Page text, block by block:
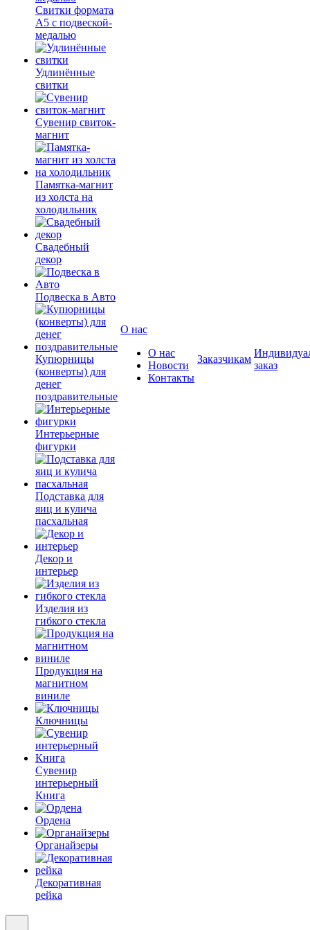
Свитки формата
А5 с подвеской-
медалью
Удлинённые
свитки
Сувенир свиток-
магнит
Памятка-магнит
из холста на
холодильник
Свадебный
декор
Подвеска в Авто
Купюрницы
(конверты) для
денег
поздравительные
Интерьерные
фигурки
Подставка для
яиц и кулича
пасхальная
Декор и
интерьер
Изделия из
гибкого стекла
Продукция на
магнитном
виниле
Ключницы
Сувенир
интерьерный
Книга
Ордена
Органайзеры
Декоративная
рейка
О нас
О нас
Новости
Контакты
Заказчикам
заказ